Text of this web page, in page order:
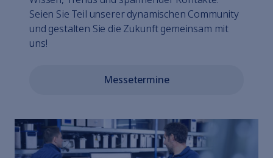
Seien Sie Teil unserer dynamischen Community
und gestalten Sie die Zukunft gemeinsam mit
uns!
Messetermine